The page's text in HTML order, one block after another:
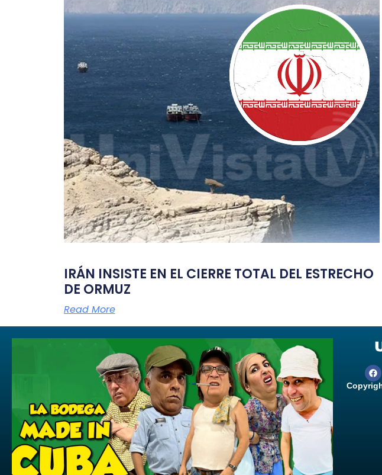
IRÁN INSISTE EN EL CIERRE TOTAL DEL ESTRECHO
DE ORMUZ
Read More